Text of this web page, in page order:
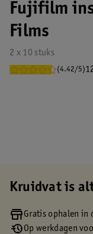
Fujifilm
Films
2 x 10 stuks
(4.42/5)
Kruidvat is
Gratis ophalen in
Op werkdagen